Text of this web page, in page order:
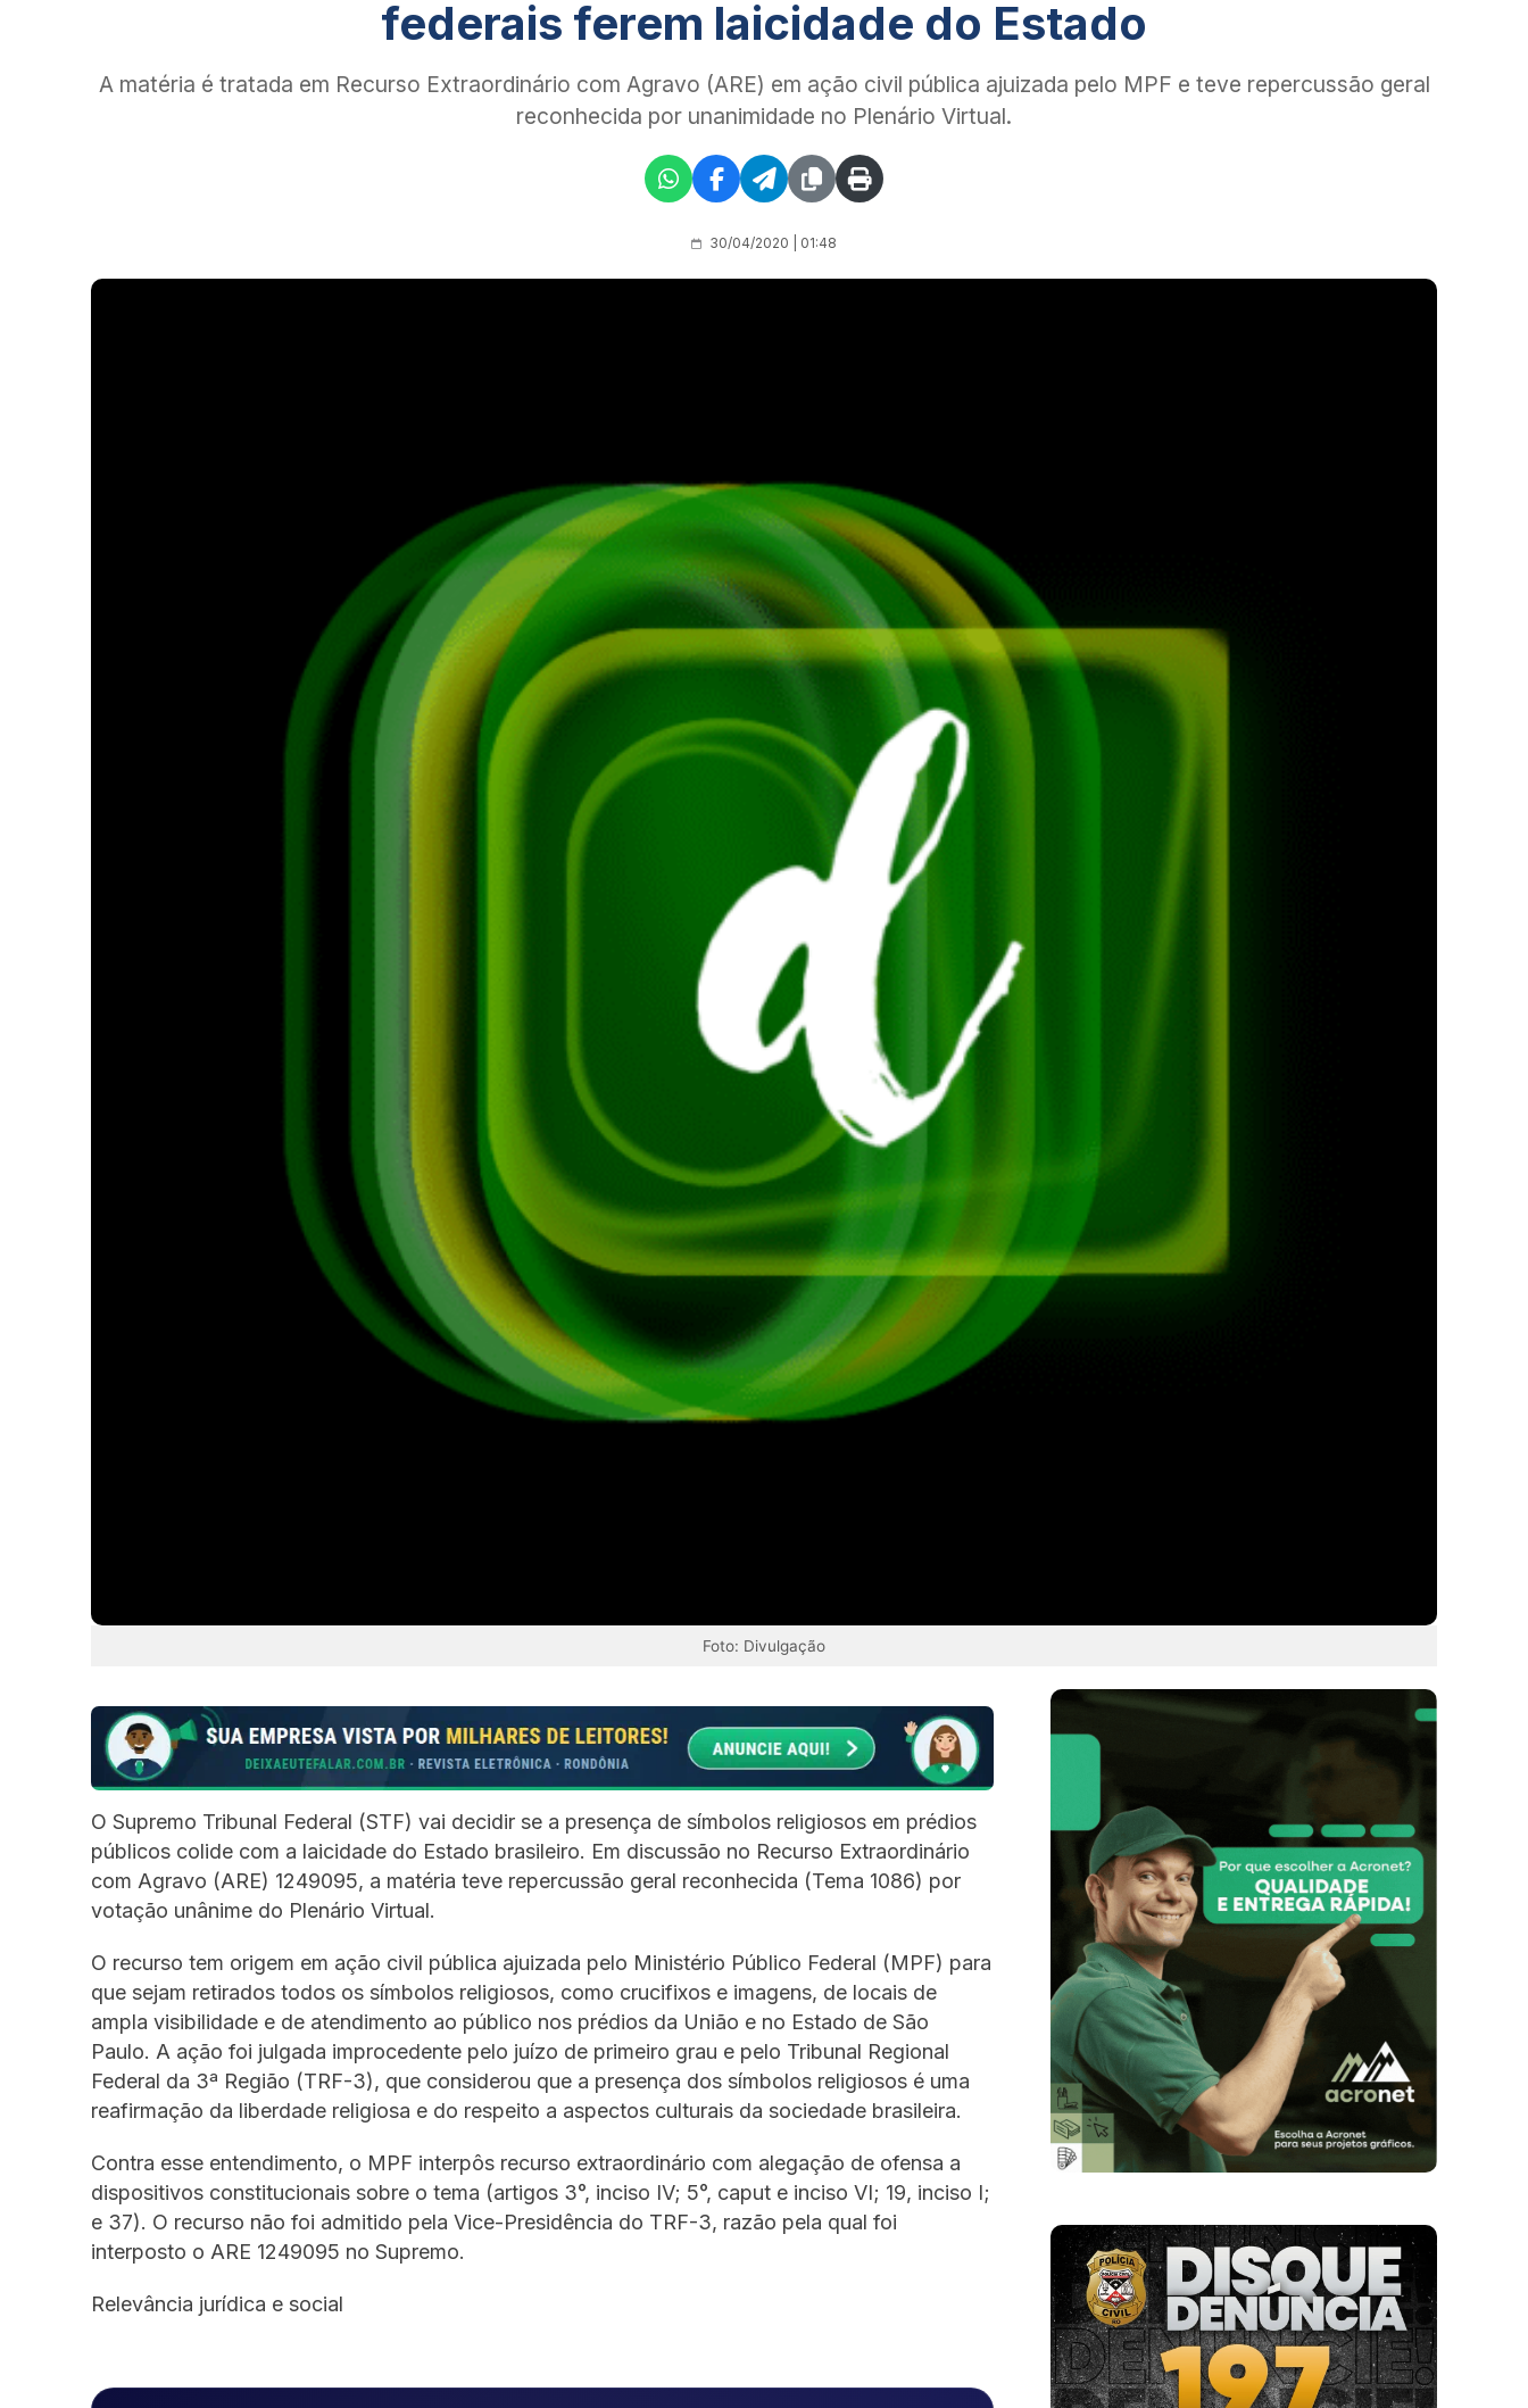
federais ferem laicidade do Estado
A matéria é tratada em Recurso Extraordinário com Agravo (ARE) em ação civil pública ajuizada pelo MPF e teve repercussão geral
reconhecida por unanimidade no Plenário Virtual.
30/04/2020 | 01:48
Foto: Divulgação
O Supremo Tribunal Federal (STF) vai decidir se a presença de símbolos religiosos em prédios
públicos colide com a laicidade do Estado brasileiro. Em discussão no Recurso Extraordinário
com Agravo (ARE) 1249095, a matéria teve repercussão geral reconhecida (Tema 1086) por
votação unânime do Plenário Virtual.
O recurso tem origem em ação civil pública ajuizada pelo Ministério Público Federal (MPF) para
que sejam retirados todos os símbolos religiosos, como crucifixos e imagens, de locais de
ampla visibilidade e de atendimento ao público nos prédios da União e no Estado de São
Paulo. A ação foi julgada improcedente pelo juízo de primeiro grau e pelo Tribunal Regional
Federal da 3ª Região (TRF-3), que considerou que a presença dos símbolos religiosos é uma
reafirmação da liberdade religiosa e do respeito a aspectos culturais da sociedade brasileira.
Contra esse entendimento, o MPF interpôs recurso extraordinário com alegação de ofensa a
dispositivos constitucionais sobre o tema (artigos 3°, inciso IV; 5°, caput e inciso VI; 19, inciso I;
e 37). O recurso não foi admitido pela Vice-Presidência do TRF-3, razão pela qual foi
interposto o ARE 1249095 no Supremo.
Relevância jurídica e social